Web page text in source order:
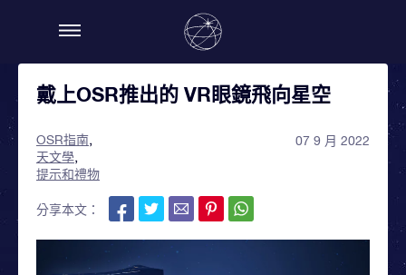
戴上OSR推出的 VR眼鏡飛向星空
OSR指南
天文學
提示和禮物
07 9 月 2022
分享本文：